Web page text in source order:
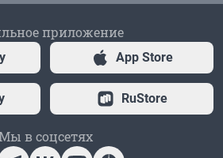
приложение
App Store
RuStore
в соцсетях